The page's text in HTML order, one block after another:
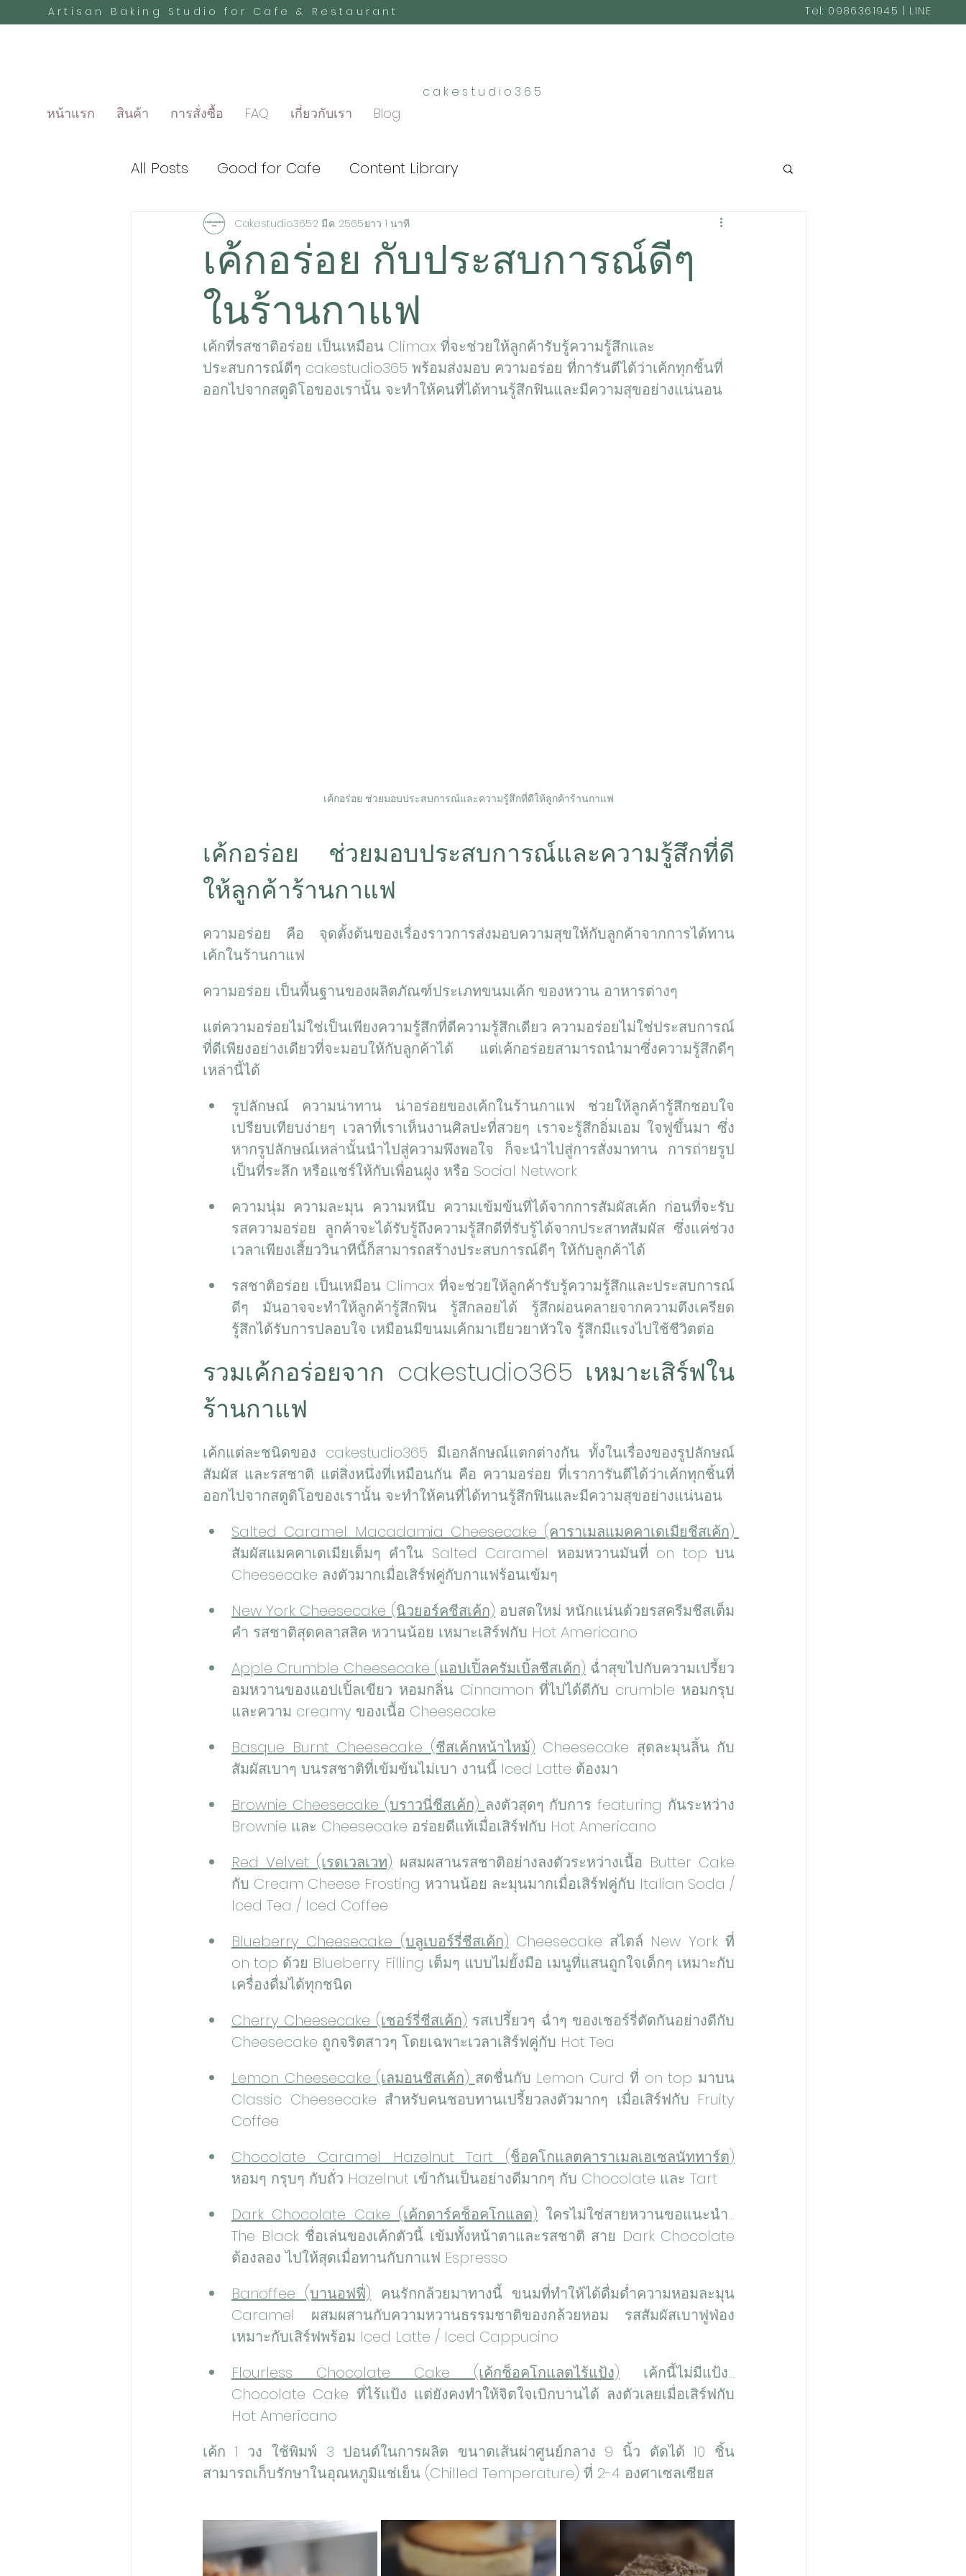
Artisan Baking Studio for Cafe & Restaurant
หน้าแรก สินค้า การสั่งซื้อ FAQ เกี่ยวกับเรา Blog
Tel: 0986361945 | LINE
cakestudio365
All Posts Good for Cafe Content Library
เค้กอร่อย กับประสบการณ์ดีๆ
ในร้านกาแฟ
Cakestudio3652 มี.ค. 2565ยาว 1 นาที
เค้กที่รสชาติอร่อย เป็นเหมือน Climax ที่จะช่วยให้ลูกค้ารับรู้ความรู้สึกและ
ประสบการณ์ดีๆ cakestudio365 พร้อมส่งมอบ ความอร่อย ที่การันตีได้ว่าเค้กทุกชิ้นที่
ออกไปจากสตูดิโอของเรานั้น จะทำให้คนที่ได้ทานรู้สึกฟินและมีความสุขอย่างแน่นอน
เค้กอร่อย ช่วยมอบประสบการณ์และความรู้สึกที่ดีให้ลูกค้าร้านกาแฟ
เค้กอร่อย ช่วยมอบประสบการณ์และความรู้สึกที่ดี
ให้ลูกค้าร้านกาแฟ
ความอร่อย คือ จุดตั้งต้นของเรื่องราวการส่งมอบความสุขให้กับลูกค้าจากการได้ทาน
เค้กในร้านกาแฟ
ความอร่อย เป็นพื้นฐานของผลิตภัณฑ์ประเภทขนมเค้ก ของหวาน อาหารต่างๆ
แต่ความอร่อยไม่ใช่เป็นเพียงความรู้สึกที่ดีความรู้สึกเดียว ความอร่อยไม่ใช่ประสบการณ์
ที่ดีเพียงอย่างเดียวที่จะมอบให้กับลูกค้าได้ แต่เค้กอร่อยสามารถนำมาซึ่งความรู้สึกดีๆ
เหล่านี้ได้
รูปลักษณ์ ความน่าทาน น่าอร่อยของเค้กในร้านกาแฟ ช่วยให้ลูกค้ารู้สึกชอบใจ
เปรียบเทียบง่ายๆ เวลาที่เราเห็นงานศิลปะที่สวยๆ เราจะรู้สึกอิ่มเอม ใจฟูขึ้นมา ซึ่ง
หากรูปลักษณ์เหล่านั้นนำไปสู่ความพึงพอใจ ก็จะนำไปสู่การสั่งมาทาน การถ่ายรูป
เป็นที่ระลึก หรือแชร์ให้กับเพื่อนฝูง หรือ Social Network
ความนุ่ม ความละมุน ความหนึบ ความเข้มข้นที่ได้จากการสัมผัสเค้ก ก่อนที่จะรับ
รสความอร่อย ลูกค้าจะได้รับรู้ถึงความรู้สึกดีที่รับรู้ได้จากประสาทสัมผัส ซึ่งแค่ช่วง
เวลาเพียงเสี้ยววินาทีนี้ก็สามารถสร้างประสบการณ์ดีๆ ให้กับลูกค้าได้
รสชาติอร่อย เป็นเหมือน Climax ที่จะช่วยให้ลูกค้ารับรู้ความรู้สึกและประสบการณ์
ดีๆ มันอาจจะทำให้ลูกค้ารู้สึกฟิน รู้สึกลอยได้ รู้สึกผ่อนคลายจากความตึงเครียด
รู้สึกได้รับการปลอบใจ เหมือนมีขนมเค้กมาเยียวยาหัวใจ รู้สึกมีแรงไปใช้ชีวิตต่อ
รวมเค้กอร่อยจาก cakestudio365 เหมาะเสิร์ฟใน
ร้านกาแฟ
เค้กแต่ละชนิดของ cakestudio365 มีเอกลักษณ์แตกต่างกัน ทั้งในเรื่องของรูปลักษณ์
สัมผัส และรสชาติ แต่สิ่งหนึ่งที่เหมือนกัน คือ ความอร่อย ที่เราการันตีได้ว่าเค้กทุกชิ้นที่
ออกไปจากสตูดิโอของเรานั้น จะทำให้คนที่ได้ทานรู้สึกฟินและมีความสุขอย่างแน่นอน
สัมผัสแมคคาเดเมียเต็มๆ คำใน Salted Caramel หอมหวานมันที่ on top บน
Cheesecake ลงตัวมากเมื่อเสิร์ฟคู่กับกาแฟร้อนเข้มๆ
New York Cheesecake (นิวยอร์คชีสเค้ก) อบสดใหม่ หนักแน่นด้วยรสครีมชีสเต็ม
คำ รสชาติสุดคลาสสิค หวานน้อย เหมาะเสิร์ฟกับ Hot Americano
Apple Crumble Cheesecake (แอปเปิ้ลครัมเบิ้ลชีสเค้ก) ฉ่ำสุขไปกับความเปรี้ยว
อมหวานของแอปเปิ้ลเขียว หอมกลิ่น Cinnamon ที่ไปได้ดีกับ crumble หอมกรุบ
และความ creamy ของเนื้อ Cheesecake
Basque Burnt Cheesecake (ชีสเค้กหน้าไหม้) Cheesecake สุดละมุนลิ้น กับ
สัมผัสเบาๆ บนรสชาติที่เข้มข้นไม่เบา งานนี้ Iced Latte ต้องมา
Brownie Cheesecake (บราวนี่ชีสเค้ก) ลงตัวสุดๆ กับการ featuring กันระหว่าง
Brownie และ Cheesecake อร่อยดีแท้เมื่อเสิร์ฟกับ Hot Americano
Red Velvet (เรดเวลเวท) ผสมผสานรสชาติอย่างลงตัวระหว่างเนื้อ Butter Cake
กับ Cream Cheese Frosting หวานน้อย ละมุนมากเมื่อเสิร์ฟคู่กับ Italian Soda /
Iced Tea / Iced Coffee
Blueberry Cheesecake (บลูเบอร์รี่ชีสเค้ก) Cheesecake สไตล์ New York ที่
on top ด้วย Blueberry Filling เต็มๆ แบบไม่ยั้งมือ เมนูที่แสนถูกใจเด็กๆ เหมาะกับ
เครื่องดื่มได้ทุกชนิด
Cherry Cheesecake (เชอร์รี่ชีสเค้ก) รสเปรี้ยวๆ ฉ่ำๆ ของเชอร์รี่ตัดกันอย่างดีกับ
Cheesecake ถูกจริตสาวๆ โดยเฉพาะเวลาเสิร์ฟคู่กับ Hot Tea
Lemon Cheesecake (เลมอนชีสเค้ก) สดชื่นกับ Lemon Curd ที่ on top มาบน
Classic Cheesecake สำหรับคนชอบทานเปรี้ยวลงตัวมากๆ เมื่อเสิร์ฟกับ Fruity
Coffee
Chocolate Caramel Hazelnut Tart (ช็อคโกแลตคาราเมลเฮเซลนัททาร์ต)
หอมๆ กรุบๆ กับถั่ว Hazelnut เข้ากันเป็นอย่างดีมากๆ กับ Chocolate และ Tart
Dark Chocolate Cake (เค้กดาร์คช็อคโกแลต) ใครไม่ใช่สายหวานขอแนะนำ...
The Black ชื่อเล่นของเค้กตัวนี้ เข้มทั้งหน้าตาและรสชาติ สาย Dark Chocolate
ต้องลอง ไปให้สุดเมื่อทานกับกาแฟ Espresso
Banoffee (บานอฟฟี่) คนรักกล้วยมาทางนี้ ขนมที่ทำให้ได้ดื่มด่ำความหอมละมุน
Caramel ผสมผสานกับความหวานธรรมชาติของกล้วยหอม รสสัมผัสเบาฟูฟ่อง
เหมาะกับเสิร์ฟพร้อม Iced Latte / Iced Cappucino
Flourless Chocolate Cake (เค้กช็อคโกแลตไร้แป้ง) เค้กนี้ไม่มีแป้ง...
Chocolate Cake ที่ไร้แป้ง แต่ยังคงทำให้จิตใจเบิกบานได้ ลงตัวเลยเมื่อเสิร์ฟกับ
Hot Americano
เค้ก 1 วง ใช้พิมพ์ 3 ปอนด์ในการผลิต ขนาดเส้นผ่าศูนย์กลาง 9 นิ้ว ตัดได้ 10 ชิ้น
สามารถเก็บรักษาในอุณหภูมิแช่เย็น (Chilled Temperature) ที่ 2-4 องศาเซลเซียส